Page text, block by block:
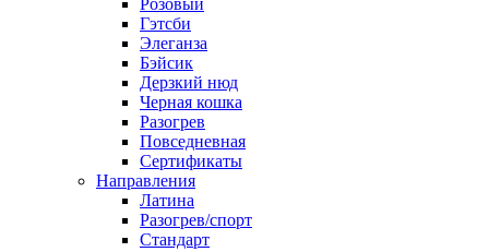
Гэтсби
Элеганза
Бэйсик
Дерзкий нюд
Черная кошка
Разогрев
Повседневная
Сертификаты
Направления
Латина
Разогрев/спорт
Стандарт